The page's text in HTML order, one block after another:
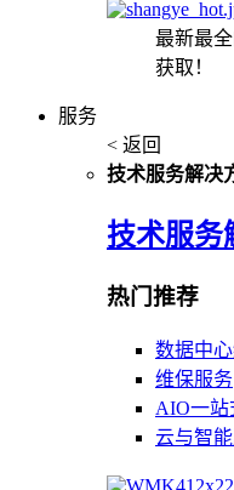
最新最
获取！
服务
< 返回
技术服务解决
技术服务
热门推荐
数据中
维保服务
AIO一站
云与智